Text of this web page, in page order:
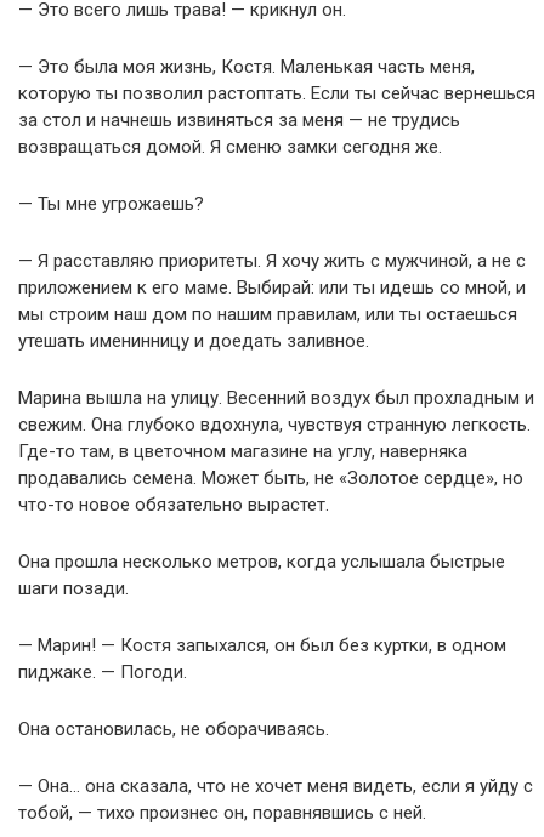
— Это всего лишь трава! — крикнул он.
— Это была моя жизнь, Костя. Маленькая часть меня,
которую ты позволил растоптать. Если ты сейчас вернешься
за стол и начнешь извиняться за меня — не трудись
возвращаться домой. Я сменю замки сегодня же.
— Ты мне угрожаешь?
— Я расставляю приоритеты. Я хочу жить с мужчиной, а не с
приложением к его маме. Выбирай: или ты идешь со мной, и
мы строим наш дом по нашим правилам, или ты остаешься
утешать именинницу и доедать заливное.
Марина вышла на улицу. Весенний воздух был прохладным и
свежим. Она глубоко вдохнула, чувствуя странную легкость.
Где-то там, в цветочном магазине на углу, наверняка
продавались семена. Может быть, не «Золотое сердце», но
что-то новое обязательно вырастет.
Она прошла несколько метров, когда услышала быстрые
шаги позади.
— Марин! — Костя запыхался, он был без куртки, в одном
пиджаке. — Погоди.
Она остановилась, не оборачиваясь.
— Она… она сказала, что не хочет меня видеть, если я уйду с
тобой, — тихо произнес он, поравнявшись с ней.